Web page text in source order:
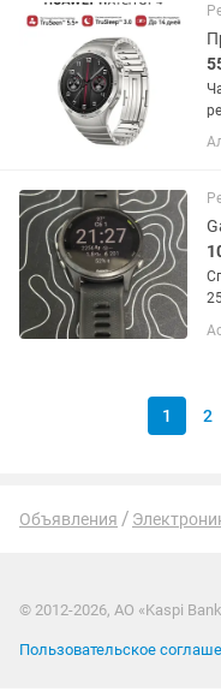
1 2
Объявления
© 2012-2026, АО «Kaspi
Пользовательское